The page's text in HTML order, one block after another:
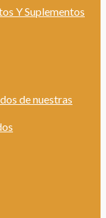
Y Suplementos